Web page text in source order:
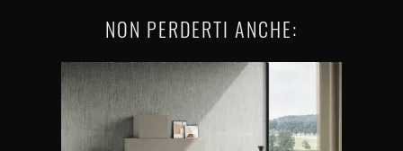
NON PERDERTI ANCHE: